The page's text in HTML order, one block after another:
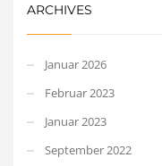
ARCHIVES
Januar 2026
Februar 2023
Januar 2023
September 2022